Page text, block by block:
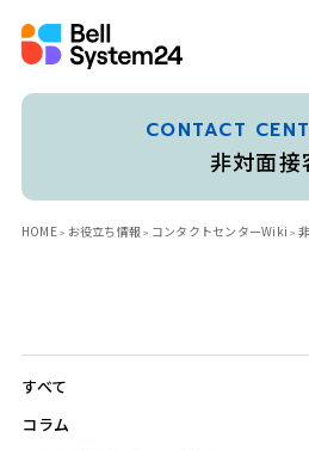
CONTACT
非対面接
HOME お役立ち情報 コンタクトセンターWiki
すべて
コラム